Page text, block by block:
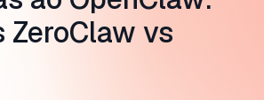
ZeroClaw vs
personalizados certos